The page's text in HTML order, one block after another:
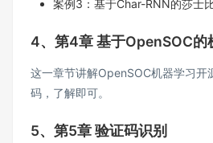
案例3：基于Char-RNN的莎士
4、第4章 基于OpenSOC的
这一章节讲解OpenSOC机器学习开
码，了解即可。
5、第5章 验证码识别